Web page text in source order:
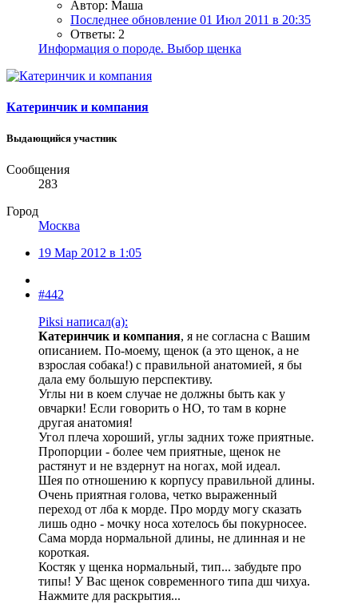
Автор: Маша
Последнее обновление 01 Июл 2011 в 20:35
Ответы: 2
Информация о породе. Выбор щенка
Катеринчик и компания
Выдающийся участник
Сообщения
283
Город
Москва
19 Мар 2012 в 1:05
#442
Piksi написал(а):
Катеринчик и компания, я не согласна с Вашим
описанием. По-моему, щенок (а это щенок, а не
взрослая собака!) с правильной анатомией, я бы
дала ему большую перспективу.
Углы ни в коем случае не должны быть как у
овчарки! Если говорить о НО, то там в корне
другая анатомия!
Угол плеча хороший, углы задних тоже приятные.
Пропорции - более чем приятные, щенок не
растянут и не вздернут на ногах, мой идеал.
Шея по отношению к корпусу правильной длины.
Очень приятная голова, четко выраженный
переход от лба к морде. Про морду могу сказать
лишь одно - мочку носа хотелось бы покурносее.
Сама морда нормальной длины, не длинная и не
короткая.
Костяк у щенка нормальный, тип... забудьте про
типы! У Вас щенок современного типа дш чихуа.
Нажмите для раскрытия...